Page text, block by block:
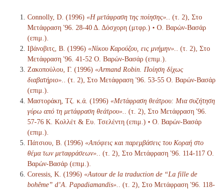
Connolly, D. (1996) «Η μετάφραση της ποίησης».
. (τ. 2), Στο
Μετάφραση '96. 28-40 Δ. Δόσχορη (μτφρ.) • Ο. Βαρών-Βασάρ
(επιμ.).
Ιβάνοβιτς, Β. (1996) «Νίκου Καρούζου, εις μνήμην».
. (τ. 2), Στο
Μετάφραση '96. 41-52 Ο. Βαρών-Βασάρ (επιμ.).
Ζακοπούλου, Γ. (1996) «Armand Robin. Ποίηση δίχως
διαβατήριο».
. (τ. 2), Στο Μετάφραση '96. 53-55 Ο. Βαρών-Βασάρ
(επιμ.).
Μαστοράκη, Τζ. κ.ά. (1996) «Μετάφραση θεάτρου: Μια συζήτηση
γύρω από τη μετάφραση θεάτρου».
. (τ. 2), Στο Μετάφραση '96.
57-76 Κ. Κολλέτ & Ευ. Τσελέντη (επιμ.) • Ο. Βαρών-Βασάρ
(επιμ.).
Πάτσιου, Β. (1996) «Απόψεις και παρεμβάσεις του Κοραή στο
θέμα των μεταφράσεων».
. (τ. 2), Στο Μετάφραση '96. 114-117 Ο.
Βαρών-Βασάρ (επιμ.).
Coressis, Κ. (1996) «Autour de la traduction de “La fille de
bohême” d’A. Papadiamandis».
. (τ. 2), Στο Μετάφραση '96. 118-